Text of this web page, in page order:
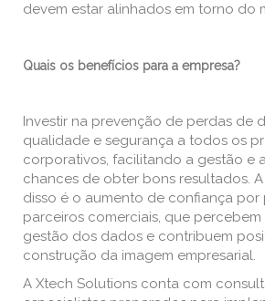
devem estar alinhados em torno do
Quais os benefícios para a empresa?
Investir na prevenção de perdas de
qualidade e segurança a todos os
corporativos, facilitando a gestão e
chances de obter bons resultados.
disso é o aumento de confiança por
parceiros comerciais, que
gestão dos dados e contribuem
construção da imagem empresarial.
A Xtech Solutions conta com